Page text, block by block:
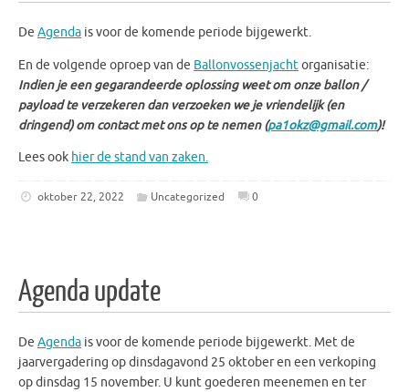
De Agenda is voor de komende periode bijgewerkt.
En de volgende oproep van de Ballonvossenjachtorganisatie:
Indien je een gegarandeerde oplossing weet om onze ballon /
payload te verzekeren dan verzoeken we je vriendelijk (en
dringend) om contact met ons op te nemen (pa1okz@gmail.com)!
Lees ook hier de stand van zaken.
oktober 22, 2022 Uncategorized 0
Agenda update
De Agenda is voor de komende periode bijgewerkt. Met de
jaarvergadering op dinsdagavond 25 oktober en een verkoping
op dinsdag 15 november. U kunt goederen meenemen en ter